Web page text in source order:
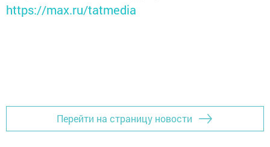
https://max.ru/tatmedia
Перейти на страницу новости